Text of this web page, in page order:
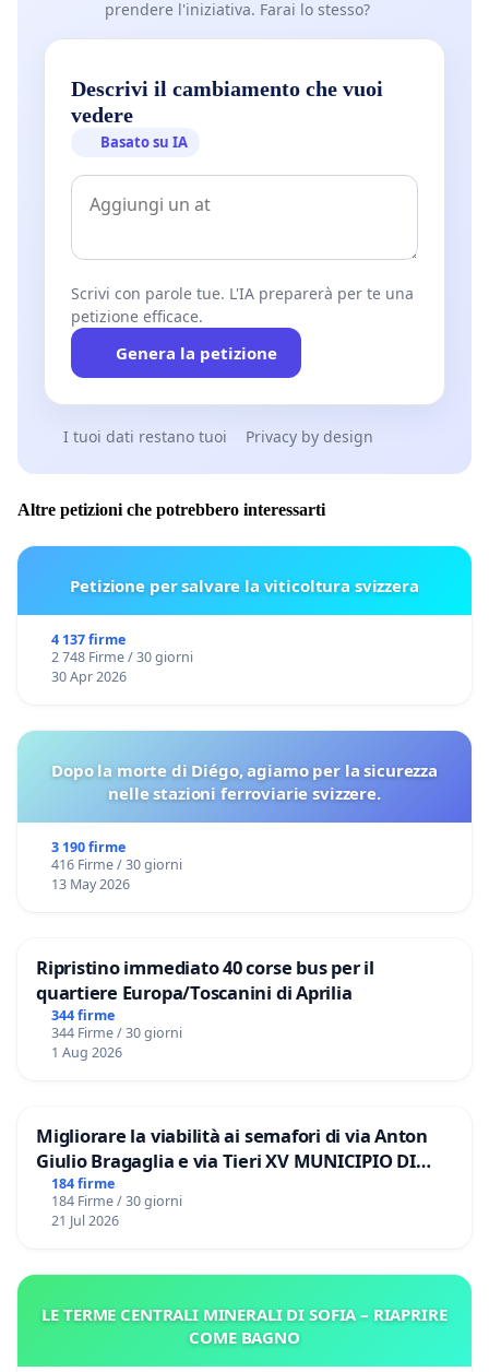
prendere l'iniziativa. Farai lo stesso?
Descrivi il cambiamento che vuoi
vedere
Basato su IA
Scrivi con parole tue. L'IA preparerà per te una
petizione efficace.
Genera la petizione
I tuoi dati restano tuoi Privacy by design
Altre petizioni che potrebbero interessarti
Petizione per salvare la viticoltura svizzera
4 137 firme
2 748 Firme / 30 giorni
30 Apr 2026
Dopo la morte di Diégo, agiamo per la sicurezza
nelle stazioni ferroviarie svizzere.
3 190 firme
416 Firme / 30 giorni
13 May 2026
Ripristino immediato 40 corse bus per il
quartiere Europa/Toscanini di Aprilia
344 firme
344 Firme / 30 giorni
1 Aug 2026
Migliorare la viabilità ai semafori di via Anton
Giulio Bragaglia e via Tieri XV MUNICIPIO DI
ROMA
184 firme
184 Firme / 30 giorni
21 Jul 2026
LE TERME CENTRALI MINERALI DI SOFIA – RIAPRIRE
COME BAGNO